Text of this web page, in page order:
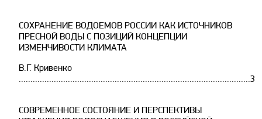
СОХРАНЕНИЕ ВОДОЕМОВ РОССИИ КАК ИСТОЧНИКОВ
ПРЕСНОЙ ВОДЫ С ПОЗИЦИЙ КОНЦЕПЦИИ
ИЗМЕНЧИВОСТИ КЛИМАТА
В.Г. Кривенко
...................................................................................................30
СОВРЕМЕННОЕ СОСТОЯНИЕ И ПЕРСПЕКТИВЫ